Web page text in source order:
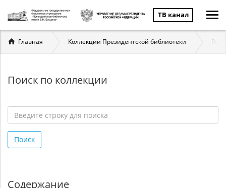
ТВ канал
Вы
здесь
Главная Коллекции Президентской библиотеки
Поиск по коллекции
строку
для
Поиск
Содержание